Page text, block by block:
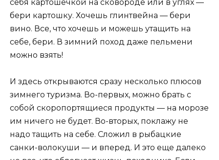
себя картошечкой на сковороде или в углях —
бери картошку. Хочешь глинтвейна — бери
вино. Все, что хочешь и можешь утащить на
себе, бери. В зимний поход даже пельмени
можно взять!
И здесь открываются сразу несколько плюсов
зимнего туризма. Во-первых, можно брать с
собой скоропортящиеся продукты — на морозе
им ничего не будет. Во-вторых, поклажу не
надо тащить на себе. Сложил в рыбацкие
санки-волокуши — и вперед. И это еще далеко